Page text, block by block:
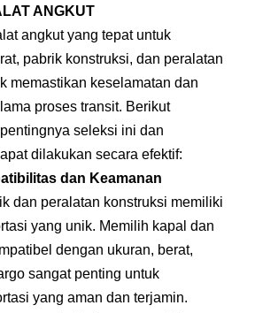
ANGKUT
angkut yang tepat untuk
pabrik konstruksi, dan peralatan
memastikan keselamatan dan
proses transit. Berikut
seleksi ini dan
dilakukan secara efektif:
dan Keamanan
dan peralatan konstruksi memiliki
yang unik. Memilih kapal dan
dengan ukuran, berat,
sangat penting untuk
yang aman dan terjamin.